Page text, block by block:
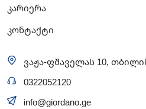
კარიერა
კონტაქტი
ვაჟა-ფშაველას 10,
0322052120
info@giordano.ge